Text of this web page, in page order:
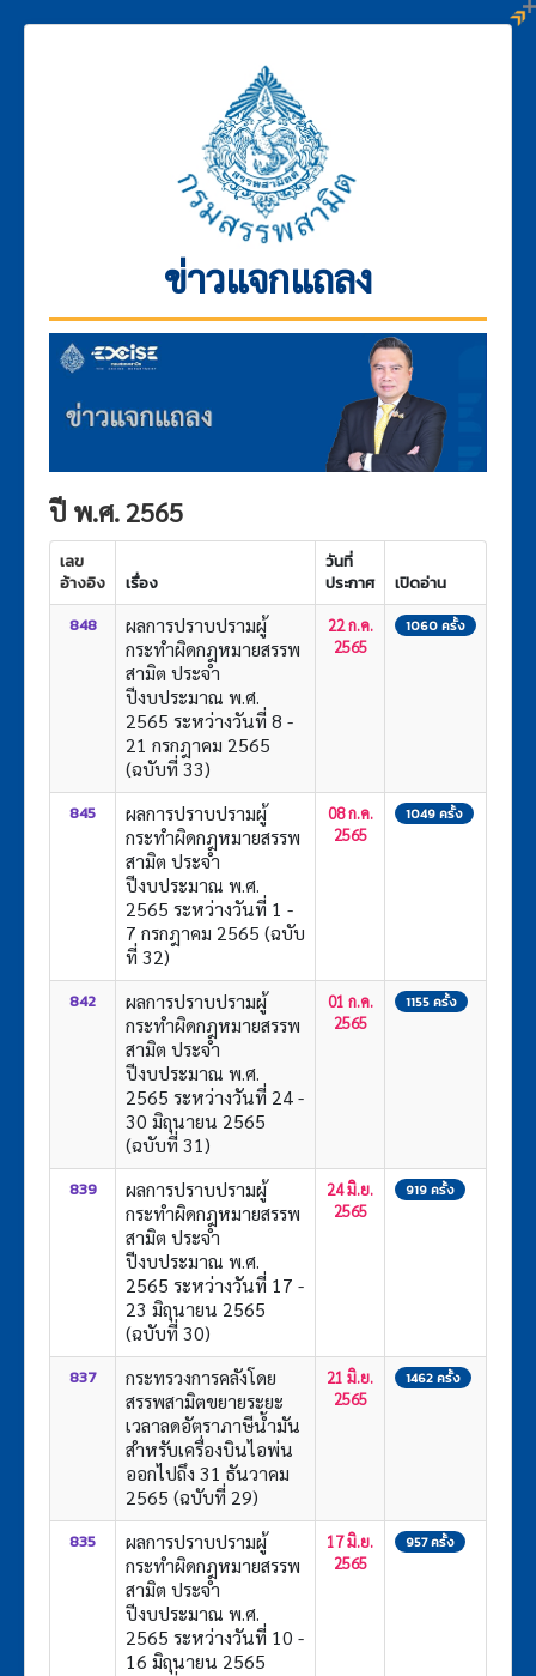
ข่าวแจกแถลง
ปี พ.ศ. 2565
เลข
อ้างอิง
เรื่อง
วันที่
ประกาศ
เปิดอ่าน
848
ผลการปราบปรามผู้
กระทำผิดกฎหมายสรรพ
สามิต ประจำ
ปีงบประมาณ พ.ศ.
2565 ระหว่างวันที่ 8 -
21 กรกฎาคม 2565
(ฉบับที่ 33)
22 ก.ค.
2565
1060 ครั้ง
845
ผลการปราบปรามผู้
กระทำผิดกฎหมายสรรพ
สามิต ประจำ
ปีงบประมาณ พ.ศ.
2565 ระหว่างวันที่ 1 -
7 กรกฎาคม 2565 (ฉบับ
ที่ 32)
08 ก.ค.
2565
1049 ครั้ง
842
ผลการปราบปรามผู้
กระทำผิดกฎหมายสรรพ
สามิต ประจำ
ปีงบประมาณ พ.ศ.
2565 ระหว่างวันที่ 24 -
30 มิถุนายน 2565
(ฉบับที่ 31)
01 ก.ค.
2565
1155 ครั้ง
839
ผลการปราบปรามผู้
กระทำผิดกฎหมายสรรพ
สามิต ประจำ
ปีงบประมาณ พ.ศ.
2565 ระหว่างวันที่ 17 -
23 มิถุนายน 2565
(ฉบับที่ 30)
24 มิ.ย.
2565
919 ครั้ง
837
กระทรวงการคลังโดย
สรรพสามิตขยายระยะ
เวลาลดอัตราภาษีน้ำมัน
สำหรับเครื่องบินไอพ่น
ออกไปถึง 31 ธันวาคม
2565 (ฉบับที่ 29)
21 มิ.ย.
2565
1462 ครั้ง
835
ผลการปราบปรามผู้
กระทำผิดกฎหมายสรรพ
สามิต ประจำ
ปีงบประมาณ พ.ศ.
2565 ระหว่างวันที่ 10 -
16 มิถุนายน 2565
17 มิ.ย.
2565
957 ครั้ง